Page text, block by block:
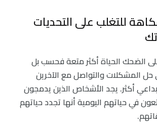
للتغلب على التحديات
الضحك الحياة أكثر متعة فحسب بل
المشكلات والتواصل مع الآخرين
أكثر. يجد الأشخاص الذين يدمجون
في حياتهم اليومية أنها تجدد حياتهم